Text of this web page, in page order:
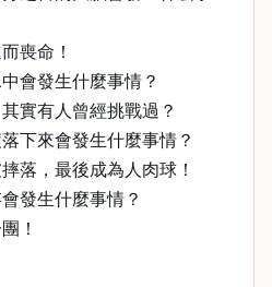
喪命！
會發生什麼事情？
實有人曾經挑戰過？
下來會發生什麼事情？
落，最後成為人肉球！
發生什麼事情？
！